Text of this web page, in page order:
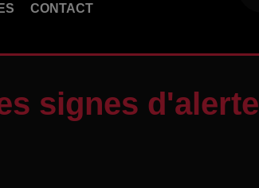
CONTACT
signes d'alerte